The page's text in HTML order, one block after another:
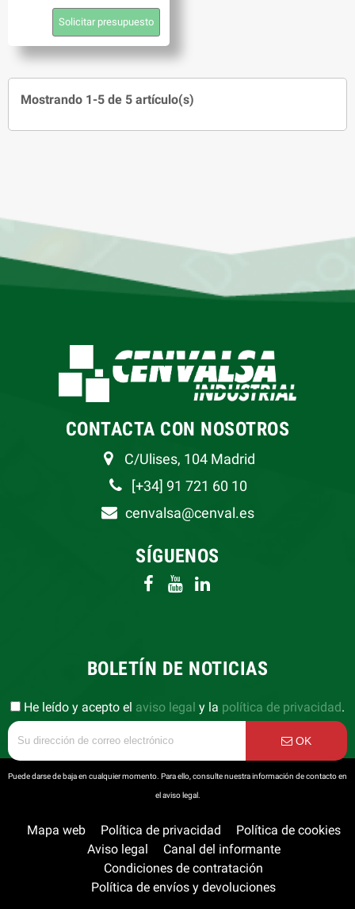
Solicitar presupuesto
Mostrando 1-5 de 5 artículo(s)
CONTACTA CON NOSOTROS
C/Ulises, 104 Madrid
[+34] 91 721 60 10
cenvalsa@cenval.es
SÍGUENOS
BOLETÍN DE NOTICIAS
He leído y acepto el aviso legal y la política de privacidad.
OK
Puede darse de baja en cualquier momento. Para ello, consulte nuestra información de contacto en
el aviso legal.
Mapa web Política de privacidad
Política de cookies
Aviso legal
Canal del informante
Condiciones de contratación
Política de envíos y devoluciones